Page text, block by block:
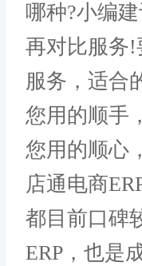
哪种?小编
再对比服务!
服务，适合
您用的顺手
您用的顺心
店通电商
都目前口碑
ERP，也是